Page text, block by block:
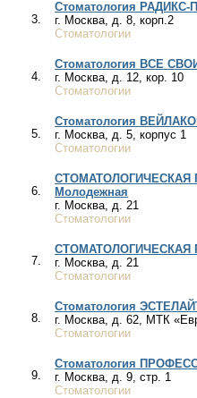
3.
Стоматология РАДИКС-
г. Москва, д. 8, корп.2
Стоматологии
4.
Стоматология ВСЕ
г. Москва, д. 12, кор. 10
Стоматологии
5.
Стоматология
г. Москва, д. 5, корпус 1
Стоматологии
6.
Молодежная
г. Москва, д. 21
Стоматологии
7.
СТОМАТОЛОГИЧЕСКАЯ
г. Москва, д. 21
Стоматологии
8.
Стоматология
г. Москва, д. 62, МТК
Стоматологии
9.
Стоматология
г. Москва, д. 9, стр. 1
Стоматологии